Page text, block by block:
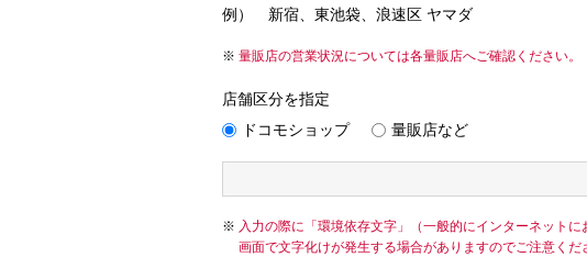
例） 新宿、東池袋、浪速区 ヤマダ
量販店の営業状況については各量販店へご確認ください。
店舗区分を指定
ドコモショップ
量販店など
入力の際に「環境依存文字」（一般的にインターネット
画面で文字化けが発生する場合がありますのでご注意くだ